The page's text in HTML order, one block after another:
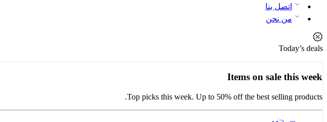
اتصل بنا
من نحن
Today’s deals
Items on sale this week
Top picks this week. Up to 50% off the best selling products.